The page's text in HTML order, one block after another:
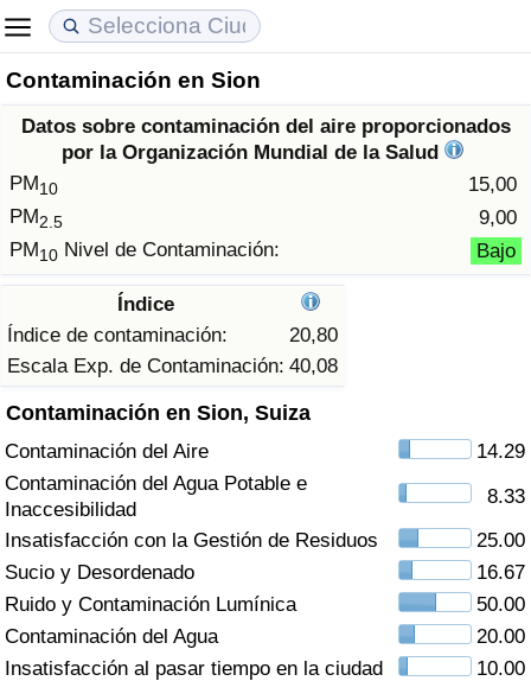
Contaminación en Sion
Datos sobre contaminación del aire proporcionados
por la Organización Mundial de la Salud
PM10
15,00
PM2.5
9,00
PM10 Nivel de Contaminación: Bajo
Índice
Índice de contaminación:
20,80
Escala Exp. de Contaminación: 40,08
Contaminación en Sion, Suiza
Contaminación del Aire
14.29
Contaminación del Agua Potable e
Inaccesibilidad
8.33
Insatisfacción con la Gestión de Residuos
25.00
Sucio y Desordenado
16.67
Ruido y Contaminación Lumínica
50.00
Contaminación del Agua
20.00
Insatisfacción al pasar tiempo en la ciudad
10.00
Coste de vida
Índice de Costo de Vida (Actual)
Índice de Costo de Vida
en aqaba
Precios de las propiedades
Índice de Precios de Inmuebles (Actual)
Índice de Precios de Inmuebles
Calidad de Vida
Índice de Calidad de Vida
Índice de Calidad de Vida (Actual)
Delincuencia
Calificación del Índice de Criminalidad
(Actual)
Índice de Criminalidad
Índice de criminalidad por país
Sanidad
Índice de Sanidad (Actual)